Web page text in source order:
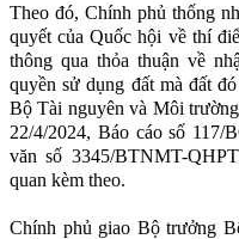
Theo đó, Chính phủ thống
quyết của Quốc hội về thí
thông qua thỏa thuận về
quyền sử dụng đất mà đất
Bộ Tài nguyên và Môi
22/4/2024, Báo cáo số
văn số 3345/BTNMT-
quan kèm theo.
Chính phủ giao Bộ trưởng